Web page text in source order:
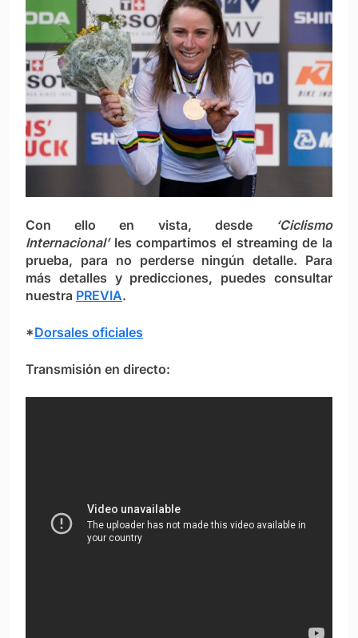
Con ello en vista, desde
‘Ciclismo
Internacional’les compartimos el streaming de la
prueba, para no perderse ningún detalle. Para
más detalles y predicciones, puedes consultar
nuestra PREVIA.
*Dorsales oficiales
Transmisión en directo: